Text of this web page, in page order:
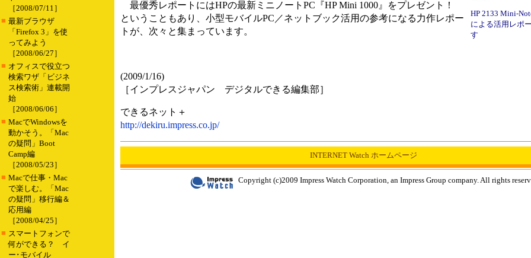
［2008/07/11］
■ 最新ブラウザ
「Firefox 3」を使
ってみよう
［2008/06/27］
■ オフィスで役立つ
検索ワザ「ビジネ
ス検索術」連載開
始
［2008/06/06］
■ MacでWindowsを
動かそう。「Mac
の疑問」Boot
Camp編
［2008/05/23］
■ Macで仕事・Mac
で楽しむ。「Mac
の疑問」移行編＆
応用編
［2008/04/25］
■ スマートフォンで
何ができる？ イ
ー･モバイル
HP 2133 Mini-
による活用レポ
す
最優秀レポートにはHPの最新ミニノートPC『HP Mini 1000』をプレゼント！
ということもあり、小型モバイルPC／ネットブック活用の参考になる力作レポー
トが、次々と集まっています。
(2009/1/16)
［インプレスジャパン デジタルできる編集部］
できるネット＋
http://dekiru.impress.co.jp/
INTERNET Watch ホームページ
Copyright (c)2009 Impress Watch Corporation, an Impress Group company. All rights